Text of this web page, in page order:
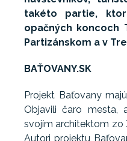
takéto partie,
opačných koncoch
Partizánskom a v
BAŤOVANY.SK
Projekt Baťovany
Objavili čaro mesta,
svojím architektom zo
Autori projektu